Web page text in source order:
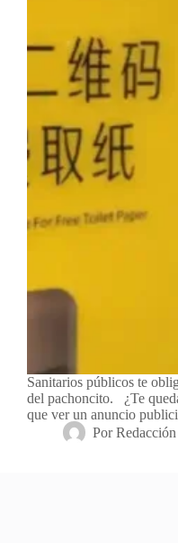
Sanitarios públicos te
del pachoncito. ¿Te
que ver un anuncio
Por Redacción